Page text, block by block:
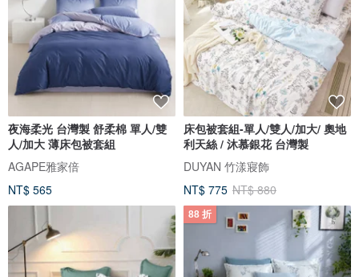
夜海柔光 台灣製 舒柔棉 單人/雙
人/加大 薄床包被套組
AGAPE雅家倍
NT$ 565
床包被套組-單人/雙人/加大/ 奧地
利天絲 / 沐慕銀花 台灣製
DUYAN 竹漾寢飾
NT$ 775 NT$ 880
88 折